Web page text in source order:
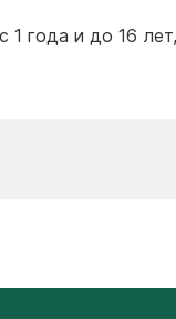
1 года и до 16